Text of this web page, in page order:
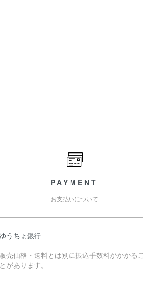
PAYMENT
お支払いについて
ゆうちょ銀行
販売価格・送料とは別に振込手数料がかかるこ
とがあります。